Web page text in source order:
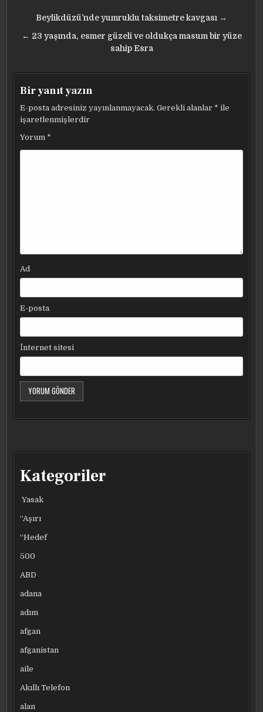
Yazı
gezinmesi
Beylikdüzü’nde yumruklu taksimetre kavgası →
← 23 yaşında, esmer güzeli ve oldukça masum bir yüze
sahip Esra
Bir yanıt yazın
E-posta adresiniz yayınlanmayacak. Gerekli alanlar * ile
işaretlenmişlerdir
Yorum *
Ad
E-posta
İnternet sitesi
Kategoriler
Yasak
“Aşırı
“Hedef
500
ABD
adana
adım
afgan
afganistan
aile
Akıllı Telefon
alan